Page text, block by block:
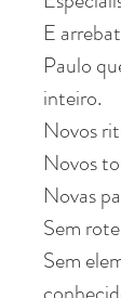
E
Paulo
inteiro.
Novos
Novos
Novas
Sem
Sem